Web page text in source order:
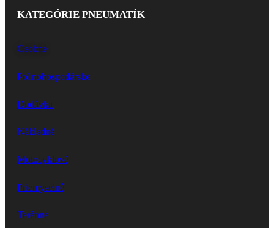
KATEGÓRIE PNEUMATÍK
Osobné
Poľnohospodárske
Dodávka
Nákladné
Motocyklové
Priemyselné
Terénne